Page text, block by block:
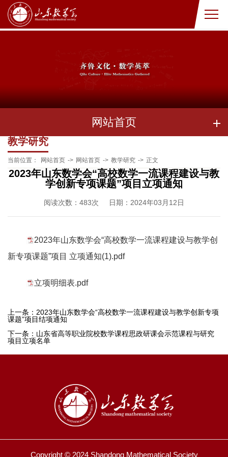
网站首页
教学研究
当前位置： 网站首页 -> 网站首页 -> 教学研究 -> 正文
2023年山东数学会“高校数学一流课程建设与教
学创新专项课题”项目立项通知
阅读次数： 483次 日期：2024年03月12日
2023年山东数学会“高校数学一流课程建设与教学创
新专项课题”项目 立项通知(1).pdf
立项明细表.pdf
上一条： 2023年山东数学会“高校数学一流课程建设与教学创新专项
课题”项目结项通知
下一条： 山东省高等职业院校数学课程思政研课会示范课程与研究
项目立项名单
Copyright © 2024 Shandong Mathematical Society